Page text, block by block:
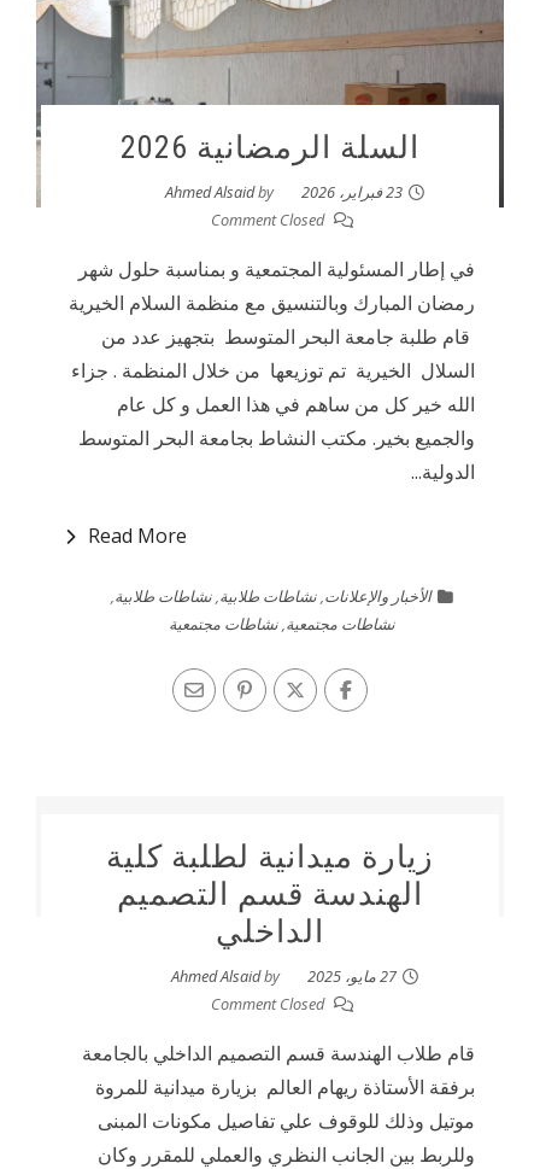
السلة الرمضانية 2026
23 فبراير، 2026 by
Ahmed Alsaid
Comment Closed
في إطار المسئولية المجتمعية و بمناسبة حلول شهر
رمضان المبارك وبالتنسيق مع منظمة السلام الخيرية
قام طلبة جامعة البحر المتوسط بتجهيز عدد من
السلال الخيرية تم توزيعها من خلال المنظمة . جزاء
الله خير كل من ساهم في هذا العمل و كل عام
والجميع بخير. مكتب النشاط بجامعة البحر المتوسط
الدولية...
Read More
الأخبار والإعلانات,نشاطات طلابية,نشاطات طلابية,
نشاطات مجتمعية,نشاطات مجتمعية
زيارة ميدانية لطلبة كلية
الهندسة قسم التصميم
الداخلي
27 مايو، 2025 by
Ahmed Alsaid
Comment Closed
قام طلاب الهندسة قسم التصميم الداخلي بالجامعة
برفقة الأستاذة ريهام العالم بزيارة ميدانية للمروة
موتيل وذلك للوقوف علي تفاصيل مكونات المبنى
وللربط بين الجانب النظري والعملي للمقرر وكان